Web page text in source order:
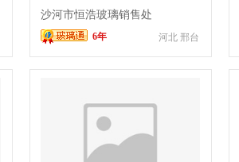
沙河市恒浩玻璃销售处
河北 邢台
6年